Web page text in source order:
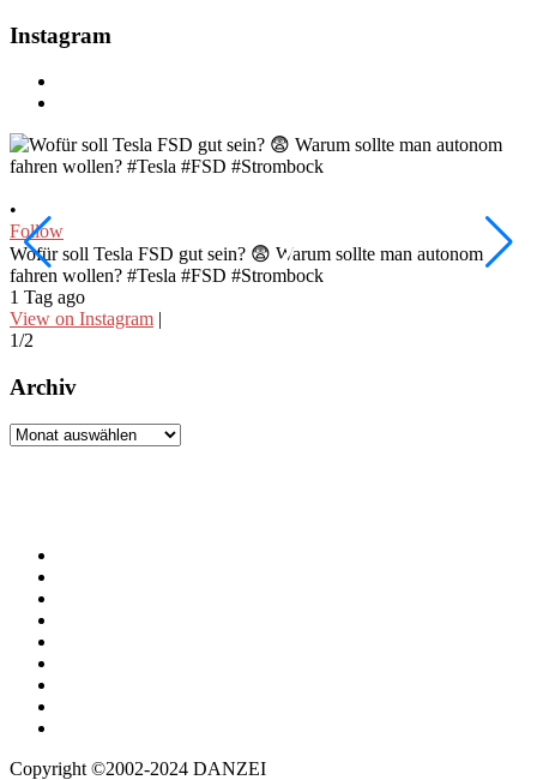
Instagram
•
Follow
Wofür soll Tesla FSD gut sein? 😨 Warum sollte man autonom
fahren wollen? #Tesla #FSD #Strombock
1 Tag ago
View on Instagram |
1/2
Archiv
Archiv
Copyright ©2002-2024 DANZEI